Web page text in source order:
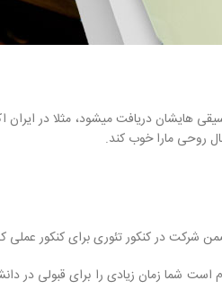
دریافت میشود، مثلا در ایران
روحی مارا خوب کند.
شرکت در کنکور تئوری برای کنکور
شما زمان زیادی را برای قبولی در